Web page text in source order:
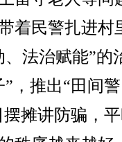
着民警扎进村
法治赋能”的
，推出“田间警
摊讲防骗，